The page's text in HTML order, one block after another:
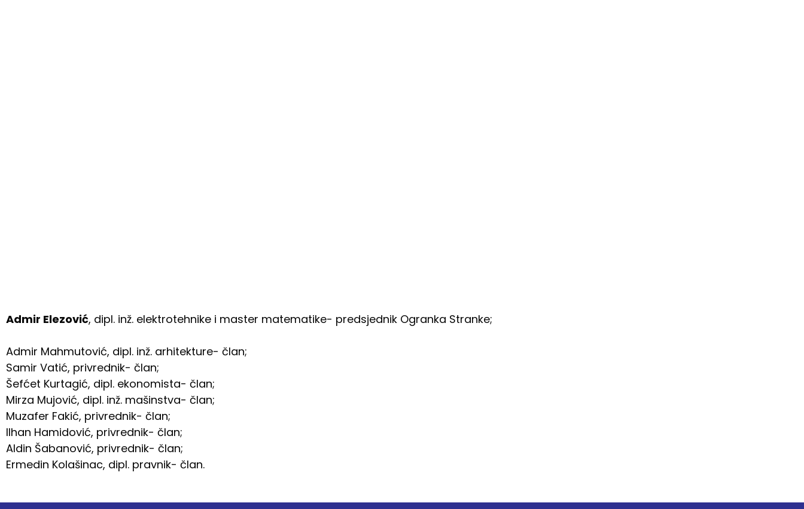
Admir Elezović, dipl. inž. elektrotehnike i master matematike- predsjednik Ogranka Stranke;
Admir Mahmutović, dipl. inž. arhitekture- član;
Samir Vatić, privrednik- član;
Šefćet Kurtagić, dipl. ekonomista- član;
Mirza Mujović, dipl. inž. mašinstva- član;
Muzafer Fakić, privrednik- član;
Ilhan Hamidović, privrednik- član;
Aldin Šabanović, privrednik- član;
Ermedin Kolašinac, dipl. pravnik- član.